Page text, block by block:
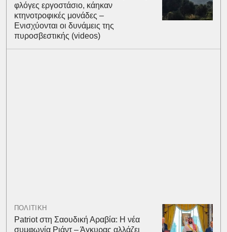
φλόγες εργοστάσιο, κάηκαν
κτηνοτροφικές μονάδες –
Ενισχύονται οι δυνάμεις της
πυροσβεστικής (videos)
ΠΟΛΙΤΙΚΗ
Patriot στη Σαουδική Αραβία: Η νέα
συμφωνία Ριάντ – Άγκυρας αλλάζει